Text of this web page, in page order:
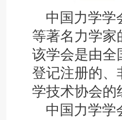
中国力学学
等著名力学家
该学会是由全
登记注册的、
学技术协会的
中国力学学